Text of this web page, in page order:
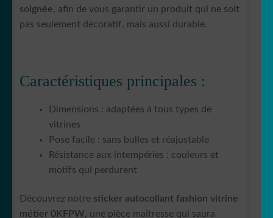
soignée, afin de vous garantir un produit qui ne soit
pas seulement décoratif, mais aussi durable.
Caractéristiques principales :
Dimensions : adaptées à tous types de
vitrines
Pose facile : sans bulles et réajustable
Résistance aux intempéries : couleurs et
motifs qui perdurent
Découvrez notre sticker autocollant fashion vitrine
métier 0KFPW, une pièce maîtresse qui saura